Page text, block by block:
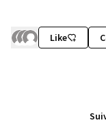
Like